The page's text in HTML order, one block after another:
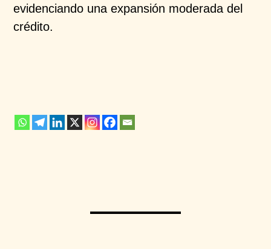
evidenciando una expansión moderada del
crédito.